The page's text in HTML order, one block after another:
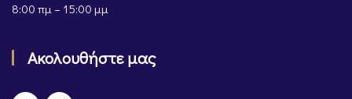
8:00 πμ – 15:00 μμ
Ακολουθήστε μας